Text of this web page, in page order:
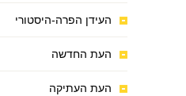
העידן הפרה-היסטורי
העת החדשה
העת העתיקה